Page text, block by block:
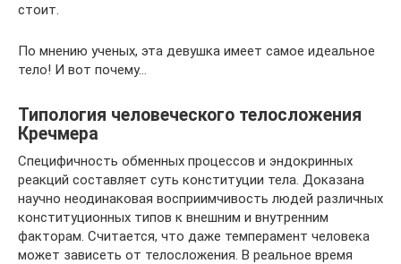
стоит.
По мнению ученых, эта девушка имеет самое идеальное
тело! И вот почему…
Типология человеческого телосложения
Кречмера
Специфичность обменных процессов и эндокринных
реакций составляет суть конституции тела. Доказана
научно неодинаковая восприимчивость людей различных
конституционных типов к внешним и внутренним
факторам. Считается, что даже темперамент человека
может зависеть от телосложения. В реальное время